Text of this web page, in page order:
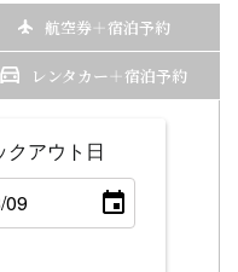
航空券＋宿泊予約
レンタカー＋宿泊予約
クアウト日